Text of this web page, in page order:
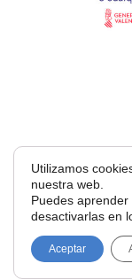
Utilizamos
nuestra web.
Puedes
desactivarlas en
Aceptar